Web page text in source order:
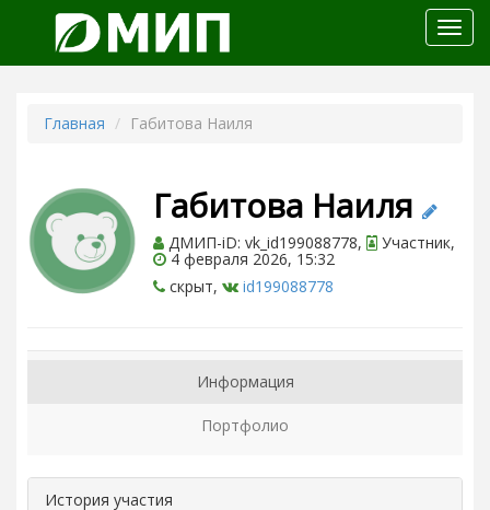
меню
Главная Габитова Наиля
Габитова Наиля
ДМИП-iD: vk_id199088778, Участник,
4 февраля 2026, 15:32
скрыт,
id199088778
Информация
Портфолио
История участия